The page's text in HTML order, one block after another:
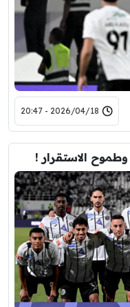
2026/04/18 - 20:47
الاستقرار !